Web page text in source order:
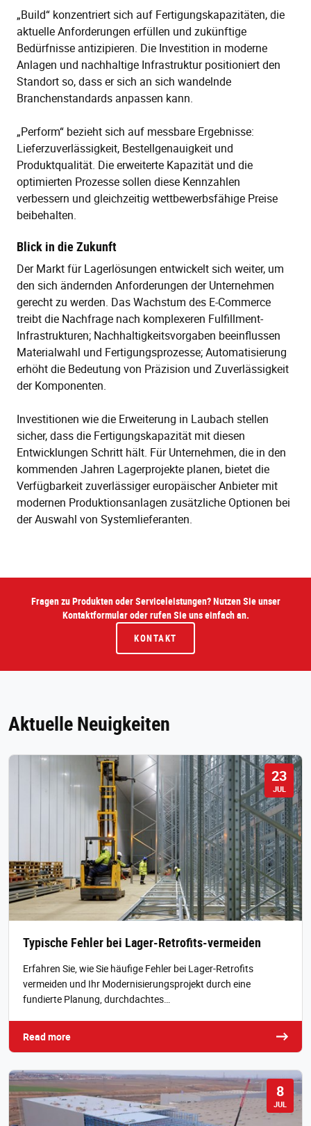
„Build“ konzentriert sich auf Fertigungskapazitäten, die
aktuelle Anforderungen erfüllen und zukünftige
Bedürfnisse antizipieren. Die Investition in moderne
Anlagen und nachhaltige Infrastruktur positioniert den
Standort so, dass er sich an sich wandelnde
Branchenstandards anpassen kann.
„Perform“ bezieht sich auf messbare Ergebnisse:
Lieferzuverlässigkeit, Bestellgenauigkeit und
Produktqualität. Die erweiterte Kapazität und die
optimierten Prozesse sollen diese Kennzahlen
verbessern und gleichzeitig wettbewerbsfähige Preise
beibehalten.
Blick in die Zukunft
Der Markt für Lagerlösungen entwickelt sich weiter, um
den sich ändernden Anforderungen der Unternehmen
gerecht zu werden. Das Wachstum des E-Commerce
treibt die Nachfrage nach komplexeren Fulfillment-
Infrastrukturen; Nachhaltigkeitsvorgaben beeinflussen
Materialwahl und Fertigungsprozesse; Automatisierung
erhöht die Bedeutung von Präzision und Zuverlässigkeit
der Komponenten.
Investitionen wie die Erweiterung in Laubach stellen
sicher, dass die Fertigungskapazität mit diesen
Entwicklungen Schritt hält. Für Unternehmen, die in den
kommenden Jahren Lagerprojekte planen, bietet die
Verfügbarkeit zuverlässiger europäischer Anbieter mit
modernen Produktionsanlagen zusätzliche Optionen bei
der Auswahl von Systemlieferanten.
Fragen zu Produkten oder Serviceleistungen? Nutzen Sie unser
Kontaktformular oder rufen Sie uns einfach an.
KONTAKT
Aktuelle Neuigkeiten
23
JUL
Typische Fehler bei Lager-Retrofits-vermeiden
Erfahren Sie, wie Sie häufige Fehler bei Lager-Retrofits
vermeiden und Ihr Modernisierungsprojekt durch eine
fundierte Planung, durchdachtes…
Read more
8
JUL